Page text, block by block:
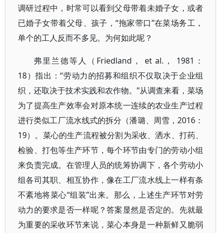
调研过程中，时常可以看到父母带着未婚子女，或者
已婚子女带着父母、孩子，“拖家带口”在菜场务工，
单个的工人反而不多见。为何如此呢？
弗里兰德等人（Friedland， et al.， 1981：
18）指出：“劳动力的招募和组织不仅取决于企业组
织，还取决于技术实践和农作物。”从调查来看，菜场
为了提高生产效率会对原本统一连续的农业生产过程
进行类似工厂流水线式的拆分（潘璐、周雪，2016：
19）。菜心的生产流程被分割为采收、洒水、打药、
检验、打包等生产环节，每个环节由专门的劳动小组
来负责完成。在管理人员的统筹协调下，各个劳动小
组各司其职、相互协作，像在工厂流水线上一样有条
不紊地将菜心“组装”出来。那么，上述生产环节对劳
动力的要求是否一样呢？答案显然是否定的。先就最
为重要的采收环节来说，菜心本身是一种新鲜又脆弱